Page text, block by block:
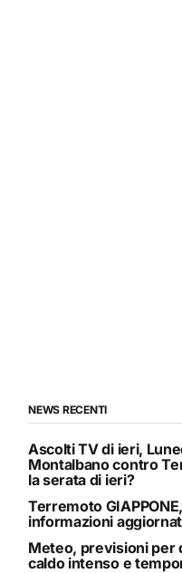
NEWS RECENTI
Ascolti TV di ieri,
Montalbano contro
la serata di ieri?
Terremoto
informazioni
Meteo, previsioni per
caldo intenso e